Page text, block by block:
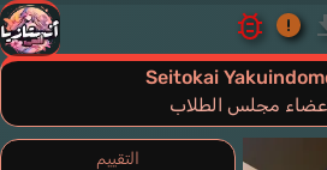
Seitokai
مجلس الطلاب
التقييم